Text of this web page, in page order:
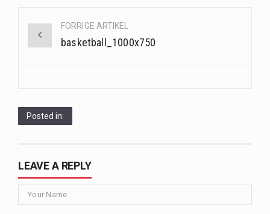
navigationFORRIGE ARTIKEL
basketball_1000x750
Posted in:
LEAVE A REPLY